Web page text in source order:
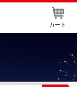
カート